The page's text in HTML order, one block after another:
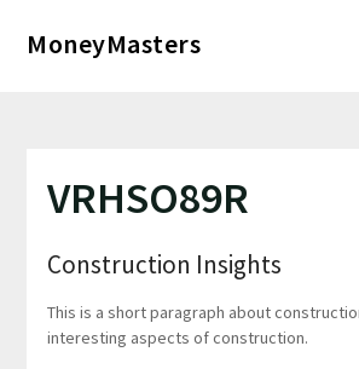
MoneyMasters
VRHSO89R
Construction Insights
This is a short paragraph about
interesting aspects of construction.